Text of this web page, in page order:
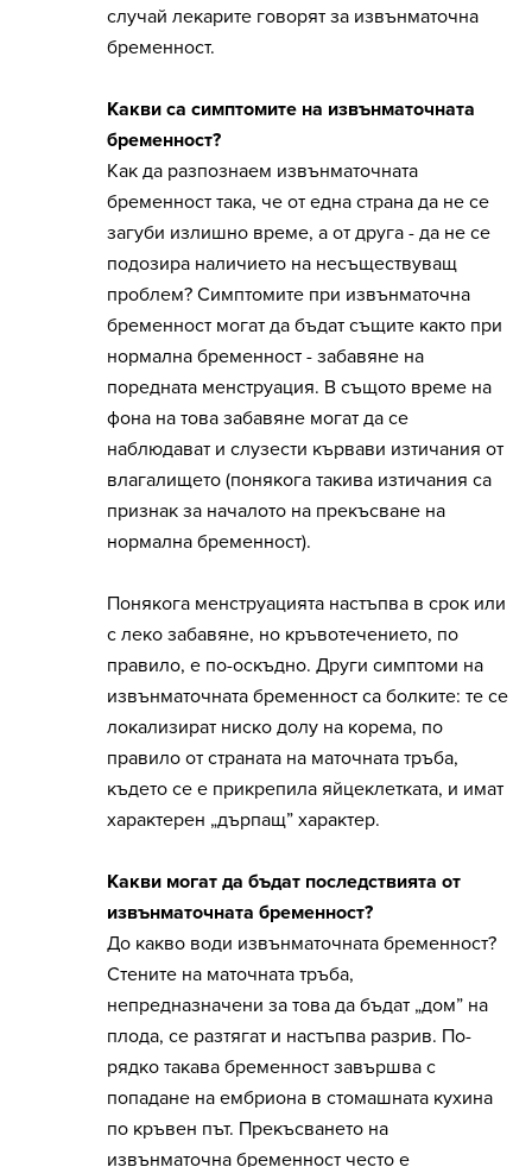
случай лекарите говорят за извънматочна
бременност.
Какви са симптомите на извънматочната
бременност?
Как да разпознаем извънматочната
бременност така, че от една страна да не се
загуби излишно време, а от друга - да не се
подозира наличието на несъществуващ
проблем? Симптомите при извънматочна
бременност могат да бъдат същите както при
нормална бременност - забавяне на
поредната менструация. В същото време на
фона на това забавяне могат да се
наблюдават и слузести кървави изтичания от
влагалището (понякога такива изтичания са
признак за началото на прекъсване на
нормална бременност).
Понякога менструацията настъпва в срок или
с леко забавяне, но кръвотечението, по
правило, е по-оскъдно. Други симптоми на
извънматочната бременност са болките: те се
локализират ниско долу на корема, по
правило от страната на маточната тръба,
където се е прикрепила яйцеклетката, и имат
характерен „дърпащ” характер.
Какви могат да бъдат последствията от
извънматочната бременност?
До какво води извънматочната бременност?
Стените на маточната тръба,
непредназначени за това да бъдат „дом” на
плода, се разтягат и настъпва разрив. По-
рядко такава бременност завършва с
попадане на ембриона в стомашната кухина
по кръвен път. Прекъсването на
извънматочна бременност често е